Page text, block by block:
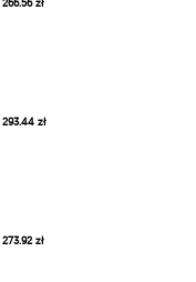
266.56 zł
293.44 zł
273.92 zł